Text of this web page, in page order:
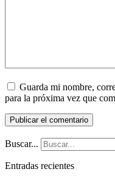
Guarda mi nombre,
para la próxima vez que
Buscar...
Entradas recientes